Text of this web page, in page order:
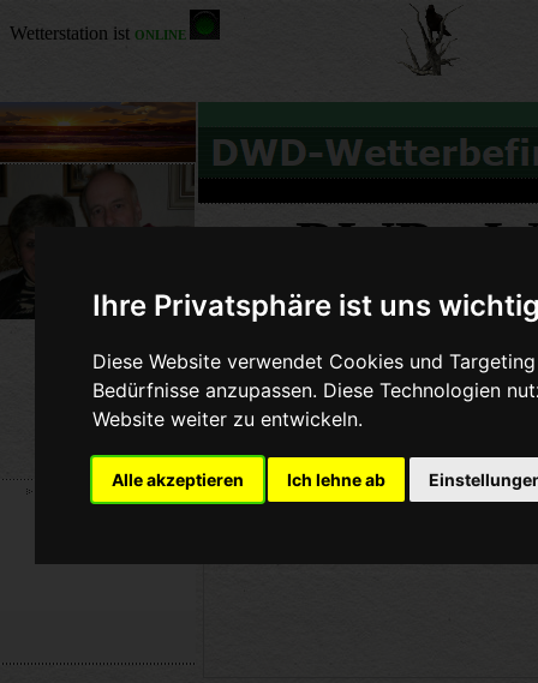
Ihre Privatsphäre ist uns
Diese Website verwendet Cookies und
Bedürfnisse anzupassen. Diese Technologien
Website weiter zu entwickeln.
Alle akzeptieren Ich lehne ab
DWD -
DWD-UV-I